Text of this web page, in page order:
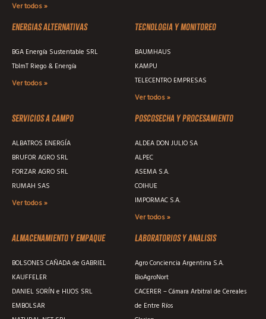
Ver todos »
Energias alternativas
BGA Energía Sustentable SRL
TblmT Riego & Energía
Ver todos »
Tecnologia y monitoreo
BAUMHAUS
KAMPU
TELECENTRO EMPRESAS
Ver todos »
Servicios a campo
ALBATROS ENERGÍA
BRUFOR AGRO SRL
FORZAR AGRO SRL
RUMAH SAS
Ver todos »
Poscosecha y procesamiento
ALDEA DON JULIO SA
ALPEC
ASEMA S.A.
COIHUE
IMPORMAC S.A.
Ver todos »
Almacenamiento y empaque
BOLSONES CAÑADA de GABRIEL
KAUFFELER
DANIEL SORÍN e HIJOS SRL
EMBOLSAR
Laboratorios y analisis
Agro Conciencia Argentina S.A.
BioAgroNort
CACERER – Cámara Arbitral de Cereales
de Entre Ríos